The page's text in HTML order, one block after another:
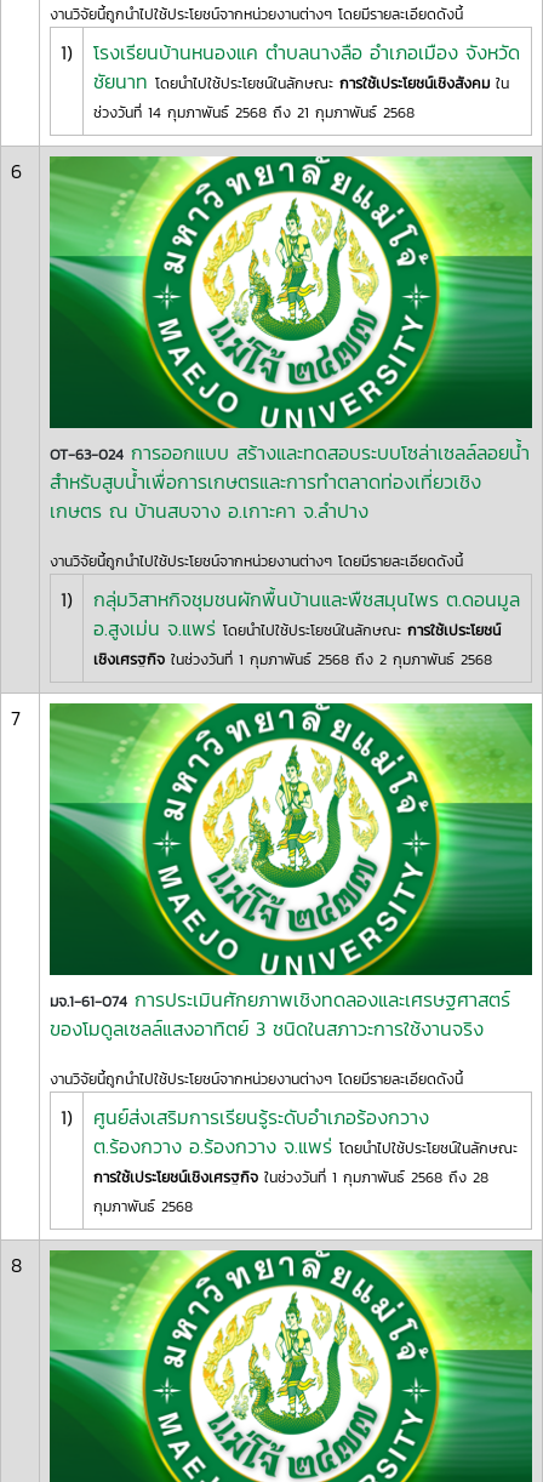
งานวิจัยนี้ถูกนำไปใช้ประโยชน์จากหน่วยงานต่างๆ โดยมีรายละเอียดดังนี้
1)
โรงเรียนบ้านหนองแค ตำบลนางลือ อำเภอเมือง จังหวัด
ชัยนาท โดยนำไปใช้ประโยชน์ในลักษณะ การใช้เประโยชน์เชิงสังคม ใน
ช่วงวันที่ 14 กุมภาพันธ์ 2568 ถึง 21 กุมภาพันธ์ 2568
6
OT-63-024 การออกแบบ สร้างและทดสอบระบบโซล่าเซลล์ลอยน้ำ
สำหรับสูบน้ำเพื่อการเกษตรและการทำตลาดท่องเที่ยวเชิง
เกษตร ณ บ้านสบจาง อ.เกาะคา จ.ลำปาง
งานวิจัยนี้ถูกนำไปใช้ประโยชน์จากหน่วยงานต่างๆ โดยมีรายละเอียดดังนี้
1)
กลุ่มวิสาหกิจชุมชนผักพื้นบ้านและพืชสมุนไพร ต.ดอนมูล
อ.สูงเม่น จ.แพร่ โดยนำไปใช้ประโยชน์ในลักษณะ การใช้เประโยชน์
เชิงเศรฐกิจ ในช่วงวันที่ 1 กุมภาพันธ์ 2568 ถึง 2 กุมภาพันธ์ 2568
7
มจ.1-61-074 การประเมินศักยภาพเชิงทดลองและเศรษฐศาสตร์
ของโมดูลเซลล์แสงอาทิตย์ 3 ชนิดในสภาวะการใช้งานจริง
งานวิจัยนี้ถูกนำไปใช้ประโยชน์จากหน่วยงานต่างๆ โดยมีรายละเอียดดังนี้
1)
ศูนย์ส่งเสริมการเรียนรู้ระดับอำเภอร้องกวาง
ต.ร้องกวาง อ.ร้องกวาง จ.แพร่ โดยนำไปใช้ประโยชน์ในลักษณะ
การใช้เประโยชน์เชิงเศรฐกิจ ในช่วงวันที่ 1 กุมภาพันธ์ 2568 ถึง 28
กุมภาพันธ์ 2568
8